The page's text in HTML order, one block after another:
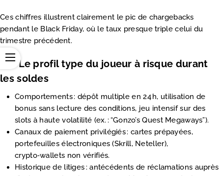
Ces chiffres illustrent clairement le pic de chargebacks
pendant le Black Friday, où le taux presque triple celui du
trimestre précédent.
1.2. Le profil type du joueur à risque durant
les soldes
Comportements : dépôt multiple en 24 h, utilisation de
bonus sans lecture des conditions, jeu intensif sur des
slots à haute volatilité (ex. : “Gonzo’s Quest Megaways”).
Canaux de paiement privilégiés : cartes prépayées,
portefeuilles électroniques (Skrill, Neteller),
crypto‑wallets non vérifiés.
Historique de litiges : antécédents de réclamations auprès